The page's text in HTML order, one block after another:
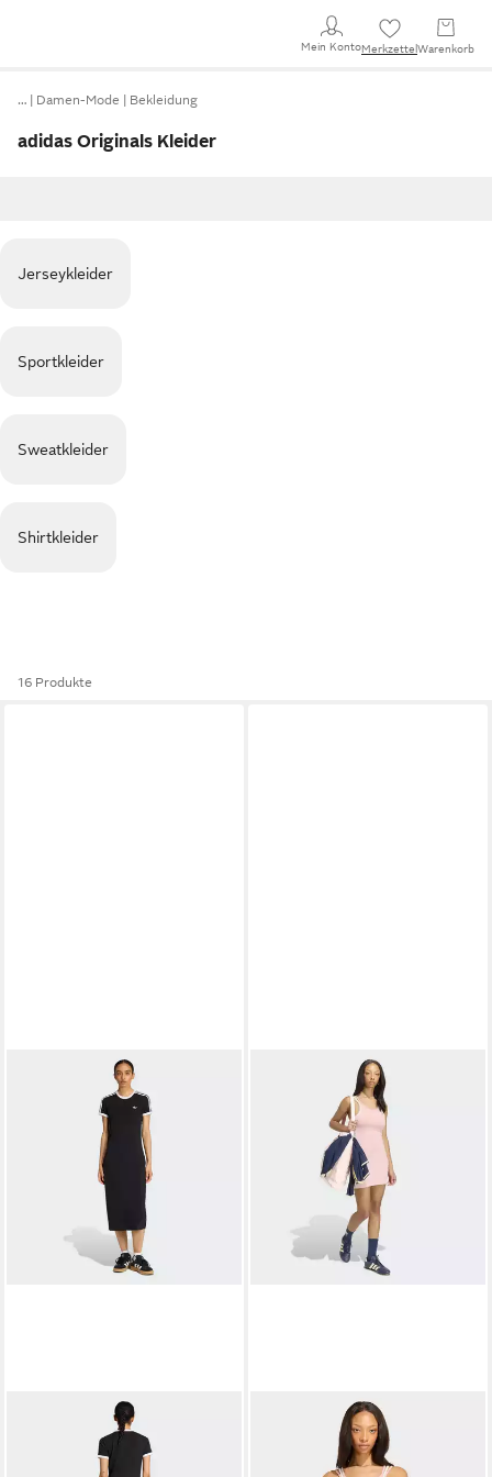
Mein KontoMerkzettel Warenkorb
… Damen-Mode Bekleidung
adidas Originals Kleider
Jerseykleider
Sportkleider
Sweatkleider
Shirtkleider
16 Produkte